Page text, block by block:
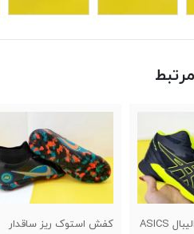
ساقدار
کفش استوک چمن طرح